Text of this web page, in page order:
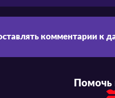
комментарии к
Помочь